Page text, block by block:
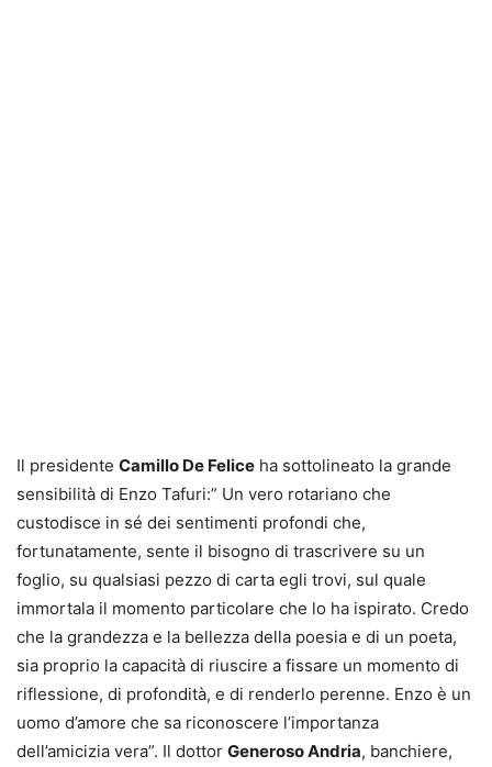
Il presidente Camillo De Felice ha sottolineato la grande
sensibilità di Enzo Tafuri:” Un vero rotariano che
custodisce in sé dei sentimenti profondi che,
fortunatamente, sente il bisogno di trascrivere su un
foglio, su qualsiasi pezzo di carta egli trovi, sul quale
immortala il momento particolare che lo ha ispirato. Credo
che la grandezza e la bellezza della poesia e di un poeta,
sia proprio la capacità di riuscire a fissare un momento di
riflessione, di profondità, e di renderlo perenne. Enzo è un
uomo d’amore che sa riconoscere l’importanza
dell’amicizia vera”. Il dottor Generoso Andria, banchiere,